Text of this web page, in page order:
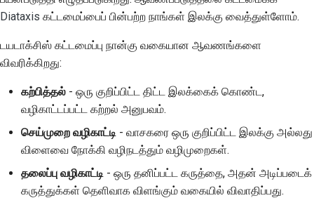
한국어
Polski
Русский
Türkçe
Yкраїнська
2015
2013
Diataxis கட்டமைப்பைப் பின்பற்ற நாங்கள் இலக்கு வைத்துள்ளோம்.
டயடாக்சிஸ் கட்டமைப்பு நான்கு வகையான ஆவணங்களை
விவரிக்கிறது:
கற்பித்தல் - ஒரு குறிப்பிட்ட திட்ட இலக்கைக் கொண்ட,
வழிகாட்டப்பட்ட கற்றல் அனுபவம்.
செய்முறை வழிகாட்டி - வாசகரை ஒரு குறிப்பிட்ட இலக்கு அல்லது
விளைவை நோக்கி வழிநடத்தும் வழிமுறைகள்.
தலைப்பு வழிகாட்டி - ஒரு தனிப்பட்ட கருத்தை, அதன் அடிப்படைக்
கருத்துக்கள் தெளிவாக விளங்கும் வகையில் விவாதிப்பது.